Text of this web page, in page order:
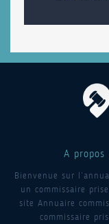
A propos
Bienvenue sur
un commissaire
site Annuaire
commissaire